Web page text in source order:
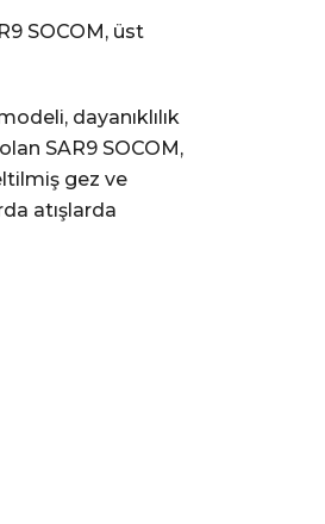
SOCOM, üst
dayanıklılık
SAR9 SOCOM,
gez ve
atışlarda